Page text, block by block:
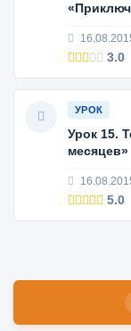
3.0
УРОК
Урок 15.
месяцев»
5.0